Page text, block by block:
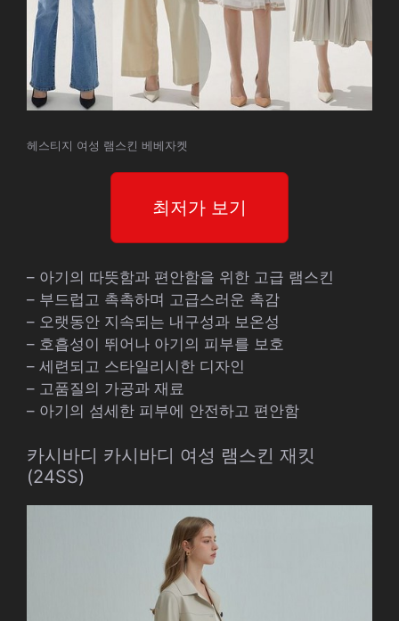
헤스티지 여성 램스킨 베베자켓
최저가 보기
– 아기의 따뜻함과 편안함을 위한 고급 램스킨
– 부드럽고 촉촉하며 고급스러운 촉감
– 오랫동안 지속되는 내구성과 보온성
– 호흡성이 뛰어나 아기의 피부를 보호
– 세련되고 스타일리시한 디자인
– 고품질의 가공과 재료
– 아기의 섬세한 피부에 안전하고 편안함
카시바디 카시바디 여성 램스킨 재킷
(24SS)